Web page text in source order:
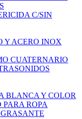
C/SIN
Y ACERO INOX
CUATERNARIO
BLANCA Y COLOR
ROPA